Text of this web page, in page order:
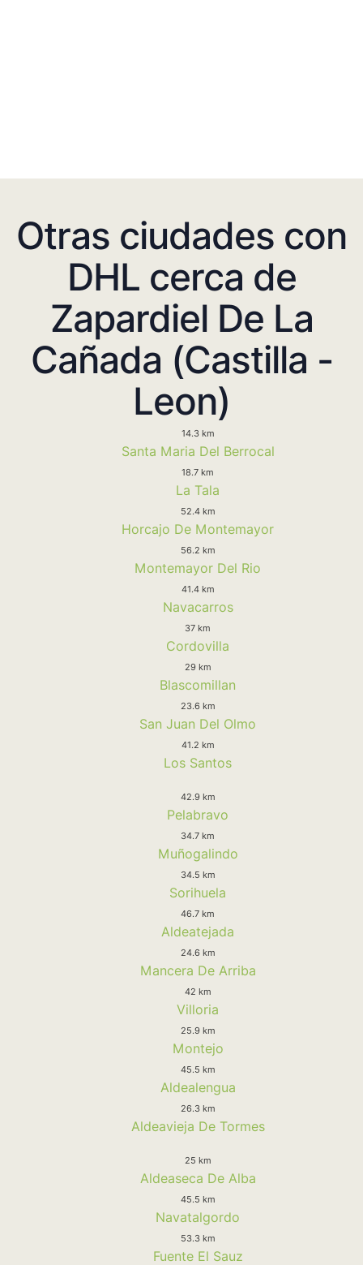
Otras ciudades con
DHL cerca de
Zapardiel De La
Cañada (Castilla -
Leon)
14.3 km
Santa Maria Del Berrocal
18.7 km
La Tala
52.4 km
Horcajo De Montemayor
56.2 km
Montemayor Del Rio
41.4 km
Navacarros
37 km
Cordovilla
29 km
Blascomillan
23.6 km
San Juan Del Olmo
41.2 km
Los Santos
42.9 km
Pelabravo
34.7 km
Muñogalindo
34.5 km
Sorihuela
46.7 km
Aldeatejada
24.6 km
Mancera De Arriba
42 km
Villoria
25.9 km
Montejo
45.5 km
Aldealengua
26.3 km
Aldeavieja De Tormes
25 km
Aldeaseca De Alba
45.5 km
Navatalgordo
53.3 km
Fuente El Sauz